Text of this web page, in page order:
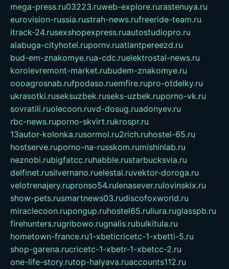
mega-press.ru03223.ruweb-explore.rurastenuya.ru
eurovision-russia.rustrah-news.rufreeride-team.ru
itrack-24.rusexshopexpress.ruautostudiopro.ru
alabuga-cityhotel.rupornv.ruatlantpereezd.ru
bud-em-znakomye.rua-cdc.ruelektrostal-news.ru
korolevremont-market.rubudem-znakomye.ru
oooagrosnab.rufpodaso.ruemfire.rupro-otdelky.ru
ukrasotki.ruseksuzbek.ruseks-uzbek.ruporno-vk.ru
sovratili.ruolecoon.ruvd-dosug.ruadonyev.ru
rbc-news.ruporno-skvirt.rukrospr.ru
13autor-kolonka.rusormol.ru2rich.ruhostel-65.ru
hostserve.ruporno-na-russkom.rumishinlab.ru
neznobi.rubigfatcc.ruhabble.rustarbucksvia.ru
delfinet.rusilvernano.ruelestal.ruvektor-doroga.ru
velotrenajery.rupronso54.rulenasever.rulovinskix.ru
show-pets.rusmartnews03.rudiscofoxworld.ru
miraclecoon.rupongup.ruhostel65.ruliura.ruglasspb.ru
firehunters.rugribowo.rugnalis.rubulkitula.ru
hometown-france.ru1-xbeticricetc-1-xbetti-5.ru
shop-garena.rucricetc-1-xbetr-1-xbetcc-2.ru
one-life-story.rutop-halyava.ruaccounts112.ru